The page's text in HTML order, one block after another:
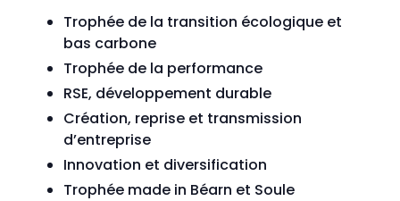
Trophée de la transition écologique et
bas carbone
Trophée de la performance
RSE, développement durable
Création, reprise et transmission
d’entreprise
Innovation et diversification
Trophée made in Béarn et Soule